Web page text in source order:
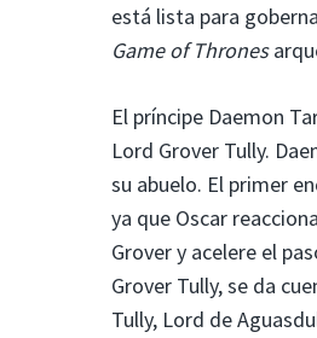
está lista para
Game of Thrones
El príncipe Daemon
Lord Grover Tully.
su abuelo. El primer
ya que Oscar
Grover y acelere el
Grover Tully, se da
Tully, Lord de